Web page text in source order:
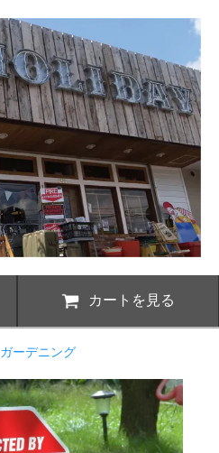
カートを見る
ガーデニング